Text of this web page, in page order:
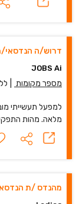
דרוש/ה הנדסאי/
JOBS Ai
מספר מקומות
למפעל תעשייתי
מלאה. מהות
מהנדס /ת